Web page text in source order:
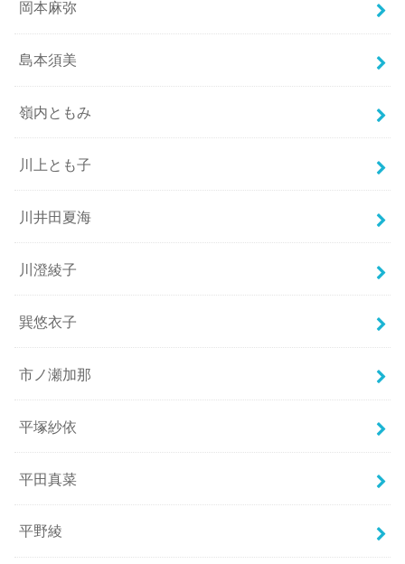
岡本麻弥
島本須美
嶺内ともみ
川上とも子
川井田夏海
川澄綾子
巽悠衣子
市ノ瀬加那
平塚紗依
平田真菜
平野綾